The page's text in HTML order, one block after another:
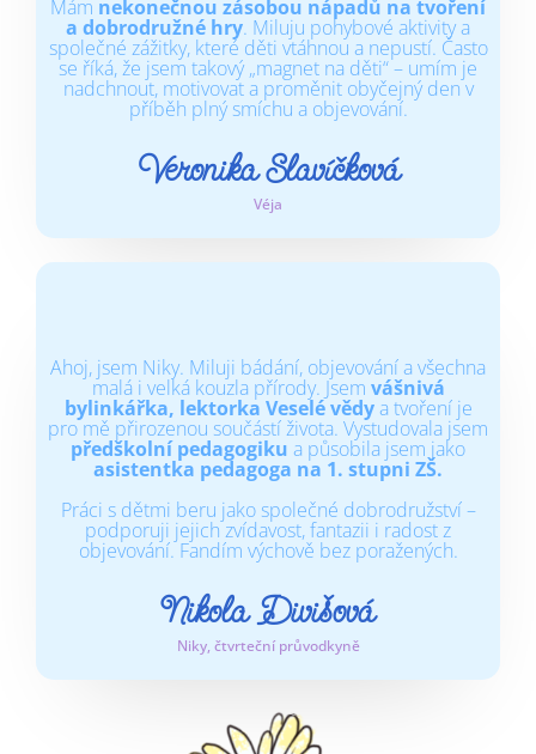
Mám nekonečnou zásobou nápadů na tvoření
a dobrodružné hry. Miluju pohybové aktivity a
společné zážitky, které děti vtáhnou a nepustí. Často
se říká, že jsem takový „magnet na děti“ – umím je
nadchnout, motivovat a proměnit obyčejný den v
příběh plný smíchu a objevování.
Veronika Slavíčková
Véja
Ahoj, jsem Niky. Miluji bádání, objevování a všechna
malá i velká kouzla přírody. Jsem vášnivá
bylinkářka, lektorka Veselé vědya tvoření je
pro mě přirozenou součástí života. Vystudovala jsem
předškolní pedagogiku a působila jsem jako
asistentka pedagoga na 1. stupni ZŠ.
Práci s dětmi beru jako společné dobrodružství –
podporuji jejich zvídavost, fantazii i radost z
objevování. Fandím výchově bez poražených.
Nikola Divišová
Niky, čtvrteční průvodkyně